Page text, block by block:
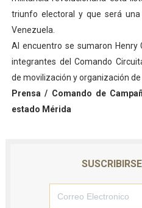
triunfo electoral y que será
Venezuela.
Al encuentro se sumaron Henry
integrantes del Comando
de movilización y organización de
Prensa / Comando de
estado Mérida